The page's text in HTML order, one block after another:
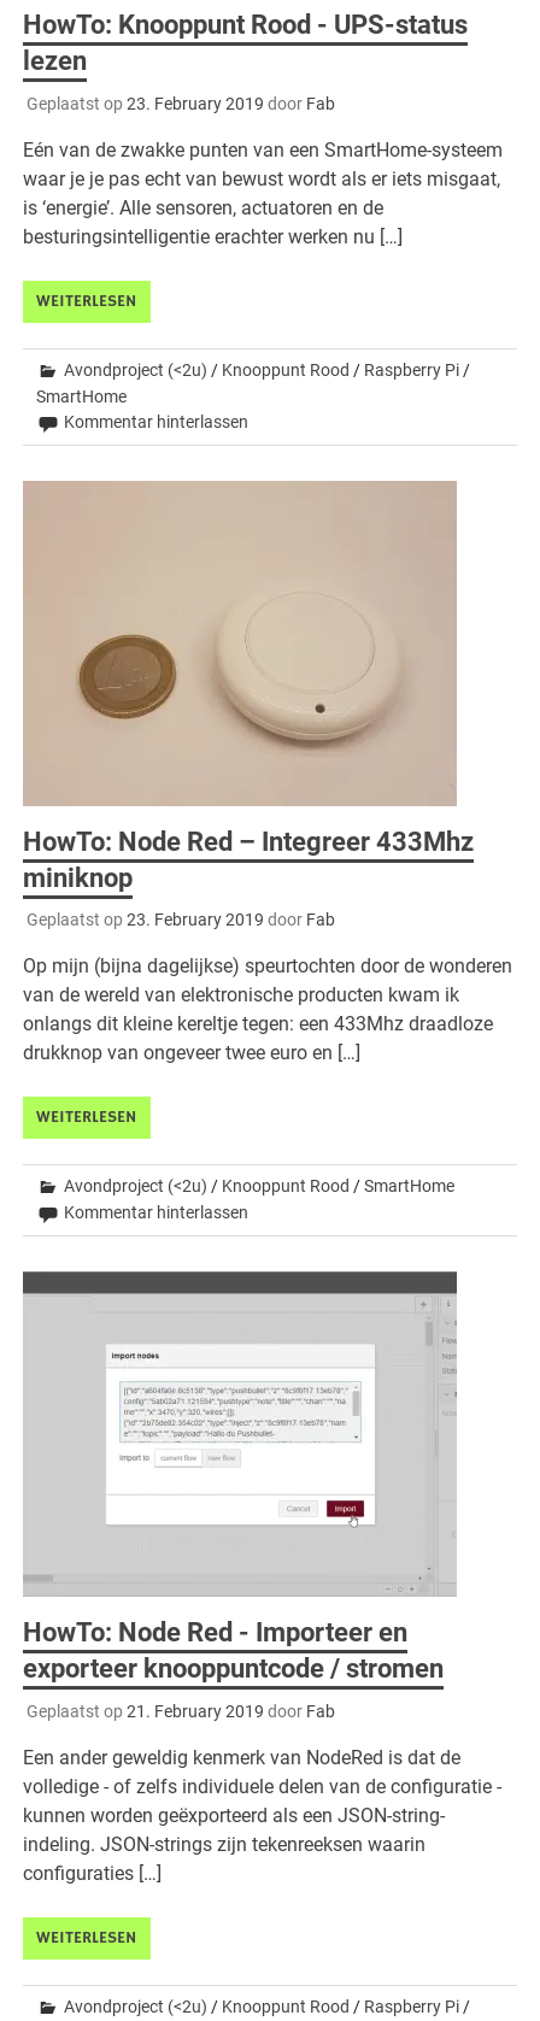
HowTo: Knooppunt Rood - UPS-status
lezen
Geplaatst op 23. February 2019 door Fab
Eén van de zwakke punten van een SmartHome-systeem
waar je je pas echt van bewust wordt als er iets misgaat,
is ‘energie’. Alle sensoren, actuatoren en de
besturingsintelligentie erachter werken nu […]
WEITERLESEN
Avondproject (<2u) / Knooppunt Rood / Raspberry Pi /
SmartHome
Kommentar hinterlassen
HowTo: Node Red – Integreer 433Mhz
miniknop
Geplaatst op 23. February 2019 door Fab
Op mijn (bijna dagelijkse) speurtochten door de wonderen
van de wereld van elektronische producten kwam ik
onlangs dit kleine kereltje tegen: een 433Mhz draadloze
drukknop van ongeveer twee euro en […]
WEITERLESEN
Avondproject (<2u) / Knooppunt Rood /SmartHome
Kommentar hinterlassen
HowTo: Node Red - Importeer en
exporteer knooppuntcode / stromen
Geplaatst op 21. February 2019 door Fab
Een ander geweldig kenmerk van NodeRed is dat de
volledige - of zelfs individuele delen van de configuratie -
kunnen worden geëxporteerd als een JSON-string-
indeling. JSON-strings zijn tekenreeksen waarin
configuraties […]
WEITERLESEN
Avondproject (<2u) / Knooppunt Rood / Raspberry Pi /